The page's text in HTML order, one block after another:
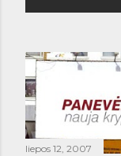
m
a
i
liepos 12, 2007